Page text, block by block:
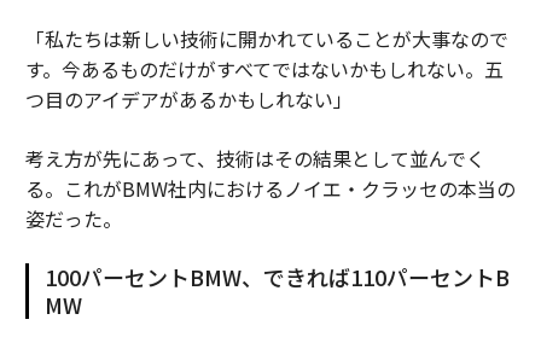
「私たちは新しい技術に開かれていることが大事なので
す。今あるものだけがすべてではないかもしれない。五
つ目のアイデアがあるかもしれない」
考え方が先にあって、技術はその結果として並んでく
る。これがBMW社内におけるノイエ・クラッセの本当の
姿だった。
100パーセントBMW、できれば110パーセントB
MW